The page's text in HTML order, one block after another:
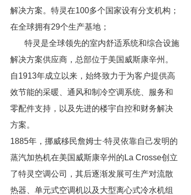
解决方案。特灵在100多个国家设有分支机构；
在全球拥有29个生产基地；
特灵是全球领先的室内舒适系统和综合设施
解决方案供应商，总部位于美国威斯康辛州。
自1913年成立以来，始终致力于为客户提供高
效节能的采暖、通风和制冷空调系统、服务和
零配件支持，以及先进的楼宇自控和财务解决
方案。
1885年，挪威移民詹姆士·特灵依靠自己发明的
蒸汽加热机在美国威斯康辛州的La Crosse创立
了特灵空调公司，其后逐渐发展可生产对流散
热器、单元式空调机以及大型离心式冷水机组